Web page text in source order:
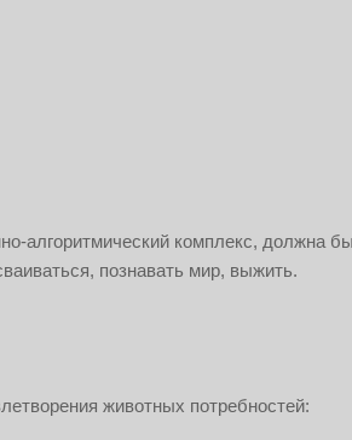
алгоритмический комплекс, должна
познавать мир, выжить.
животных потребностей: